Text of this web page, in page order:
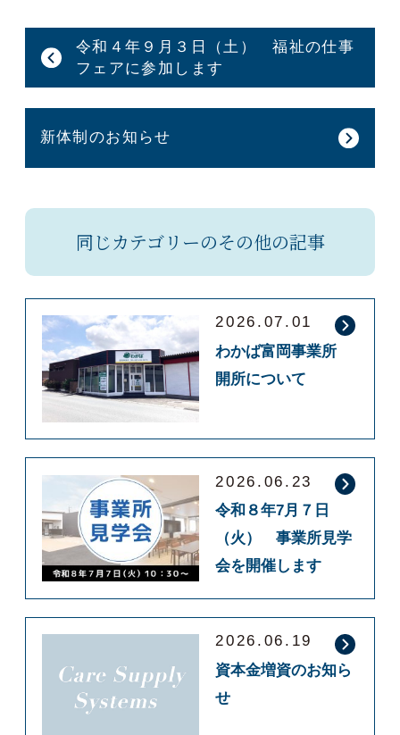
令和４年９月３日（土） 福祉の仕事
フェアに参加します
新体制のお知らせ
同じカテゴリーのその他の記事
2026.07.01
わかば富岡事業所
開所について
2026.06.23
令和８年7月７日
（火） 事業所見学
会を開催します
2026.06.19
資本金増資のお知ら
せ